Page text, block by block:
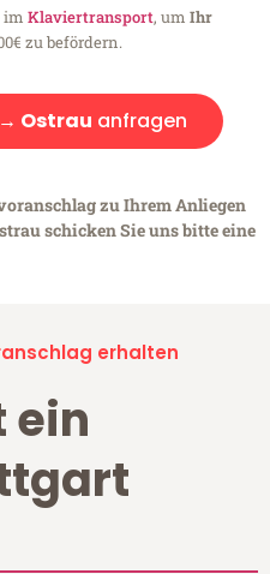
im Klaviertransport, um Ihr
zu befördern.
Ostrau anfragen
zu Ihrem Anliegen
schicken Sie uns bitte eine
erhalten
ein